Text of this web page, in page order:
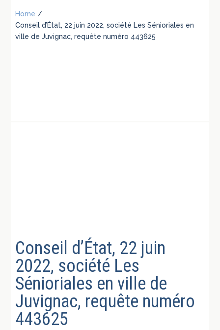
Home /
Conseil d’État, 22 juin 2022, société Les Sénioriales en
ville de Juvignac, requête numéro 443625
Conseil d’État, 22 juin
2022, société Les
Sénioriales en ville de
Juvignac, requête numéro
443625